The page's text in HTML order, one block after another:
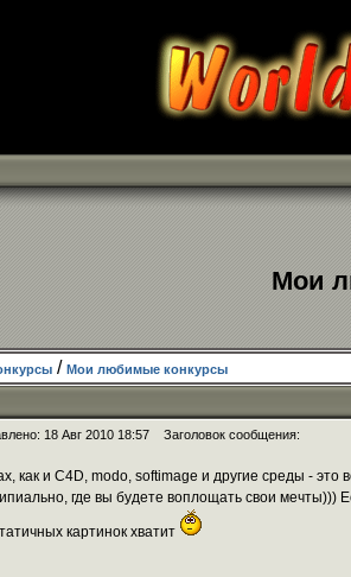
Мои
/ Мои любимые конкурсы
18 Авг 2010 18:57 Заголовок сообщения:
как и C4D, modo, softimage и другие среды -
где вы будете воплощать свои мечты)))
картинок хватит